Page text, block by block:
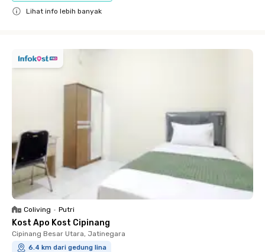
Lihat info lebih banyak
Coliving • Putri
Kost Apo Kost Cipinang
Cipinang Besar Utara, Jatinegara
6.4 km dari gedung lina